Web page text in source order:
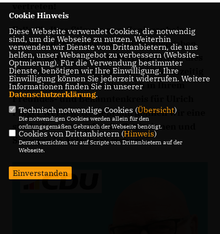
vertreten!
Falls Sie Ihre Stimme zum Seniorenbeirat
abgeben dürfen und noch nicht abgegeben
haben, möchten wir Sie herzlich bitten, dies
noch zu tun. Jede Stimme zählt! Gleichzeitig
freuen wir uns, wenn Sie auch in Ihrem
Freundes- und Bekanntenkreis für Ulrich
Finger werben. Gemeinsam können wir eine
starke Vertretung für die Seniorinnen und
Senioren in Aplerbeck sichern.
Cookie Hinweis
Diese Webseite verwendet Cookies, die notwendig
sind, um die Webseite zu nutzen. Weiterhin
verwenden wir Dienste von Drittanbietern, die uns
helfen, unser Webangebot zu verbessern (Website-
Optmierung). Für die Verwendung bestimmter
Dienste, benötigen wir Ihre Einwilligung. Ihre
Einwilligung können Sie jederzeit widerrufen. Weitere
Informationen finden Sie in unserer
Datenschutzerklärung.
Technisch notwendige Cookies (Übersicht)
Die notwendigen Cookies werden allein für den
ordnungsgemäßen Gebrauch der Webseite benötigt.
Cookies von Drittanbietern (Hinweis)
Derzeit verzichten wir auf Scripte von Drittanbietern auf der
Webseite.
Einverstanden